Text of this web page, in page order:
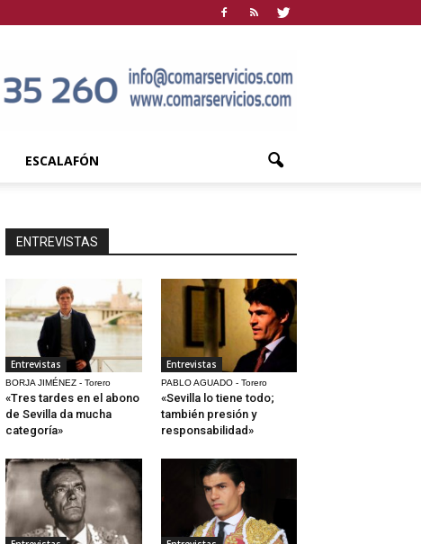
ESCALAFÓN
ENTREVISTAS
Entrevistas
BORJA JIMÉNEZ - Torero
«Tres tardes en el abono
de Sevilla da mucha
categoría»
Entrevistas
PABLO AGUADO - Torero
«Sevilla lo tiene todo;
también presión y
responsabilidad»